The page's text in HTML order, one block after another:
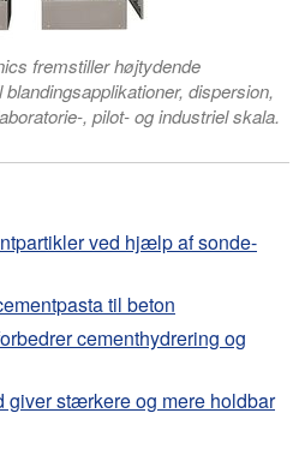
fremstiller højtydende
dispersion,
, pilot- og industriel skala.
ved hjælp af sonde-
til beton
cementhydrering og
giver stærkere og mere holdbar